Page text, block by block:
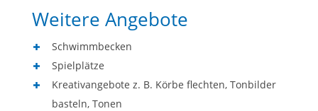
Weitere Angebote
Schwimmbecken
Spielplätze
Kreativangebote z. B. Körbe flechten, Tonbilder
basteln, Tonen